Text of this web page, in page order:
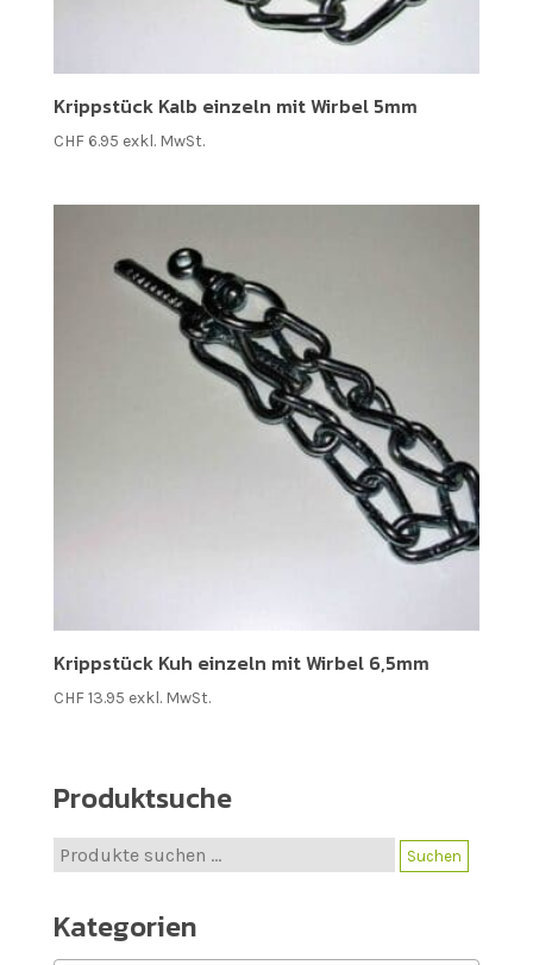
Krippstück Kalb einzeln mit Wirbel 5mm
CHF6.95 exkl. MwSt.
Krippstück Kuh einzeln mit Wirbel 6,5mm
CHF13.95 exkl. MwSt.
Produktsuche
Suche
nach:
Suchen
Kategorien